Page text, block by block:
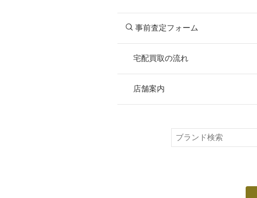
事前査定フォーム
宅配買取の流れ
お申込み
または梱包材不要の「集荷
店舗案内